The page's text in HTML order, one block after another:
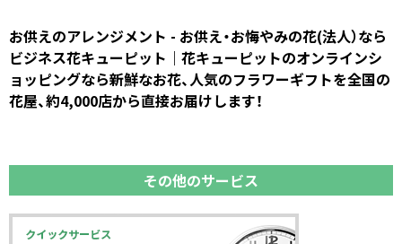
お供えのアレンジメント - お供え・お悔やみの花(法人）なら
ビジネス花キューピット｜花キューピットのオンラインシ
ョッピングなら新鮮なお花、人気のフラワーギフトを全国の
花屋、約4,000店から直接お届けします！
その他のサービス